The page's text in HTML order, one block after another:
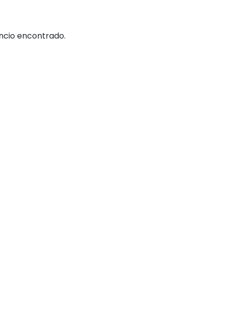
encontrado.